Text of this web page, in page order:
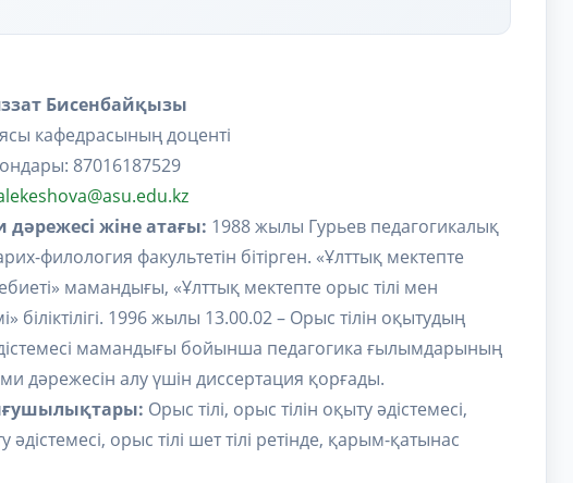
Бисенбайқызы
кафедрасының доценті
87016187529
дәрежесі жіне атағы: 1988 жылы Гурьев педагогикалық
филология факультетін бітірген. «Ұлттық мектепте
мамандығы, «Ұлттық мектепте орыс тілі мен
біліктілігі. 1996 жылы 13.00.02 – Орыс тілін оқытудың
мамандығы бойынша педагогика ғылымдарының
дәрежесін алу үшін диссертация қорғады.
Орыс тілі, орыс тілін оқыту әдістемесі,
орыс тілі шет тілі ретінде, қарым-қатынас